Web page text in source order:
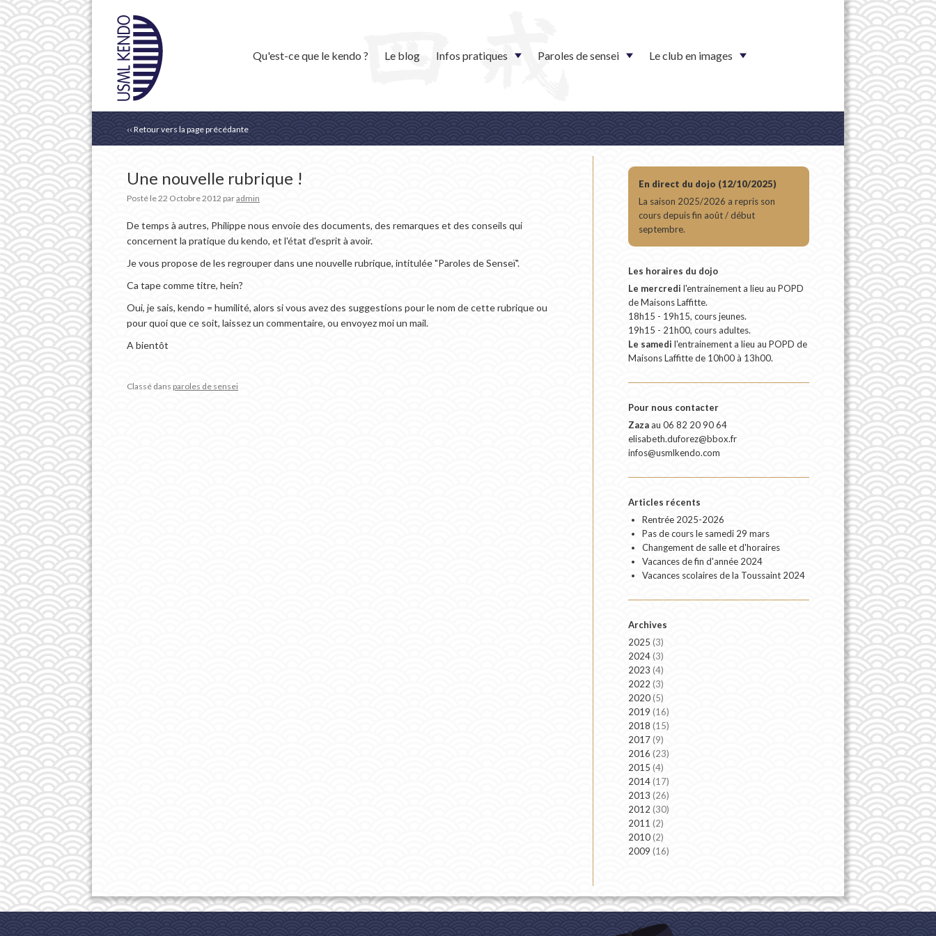
Qu'est-ce que le kendo ? Le blog Infos pratiques Paroles de sensei Le club en images
‹‹ Retour vers la page précédante
Une nouvelle rubrique !
Posté le22 Octobre 2012 paradmin
De temps à autres, Philippe nous envoie des documents, des remarques et des conseils qui
concernent la pratique du kendo, et l'état d'esprit à avoir.
Je vous propose de les regrouper dans une nouvelle rubrique, intitulée "Paroles de Senseï".
Ca tape comme titre, hein?
Oui, je sais, kendo = humilité, alors si vous avez des suggestions pour le nom de cette rubrique ou
pour quoi que ce soit, laissez un commentaire, ou envoyez moi un mail.
A bientôt
Classé dans paroles de sensei
En direct du dojo (12/10/2025)
La saison 2025/2026 a repris son
cours depuis fin août / début
septembre.
Les horaires du dojo
Le mercredi l'entrainement a lieu au POPD
de Maisons Laffitte.
18h15 - 19h15, cours jeunes.
19h15 - 21h00, cours adultes.
Le samedi l'entrainement a lieu au POPD de
Maisons Laffitte de 10h00 à 13h00.
Pour nous contacter
Zazaau 06 82 20 90 64
elisabeth.duforez@bbox.fr
infos@usmlkendo.com
Articles récents
Rentrée 2025-2026
Pas de cours le samedi 29 mars
Changement de salle et d'horaires
Vacances de fin d'année 2024
Vacances scolaires de la Toussaint 2024
Archives
2025 (3)
2024(3)
2023 (4)
2022 (3)
2020 (5)
2019 (16)
2018 (15)
2017 (9)
2016 (23)
2015 (4)
2014(17)
2013 (26)
2012 (30)
2011 (2)
2010(2)
2009 (16)